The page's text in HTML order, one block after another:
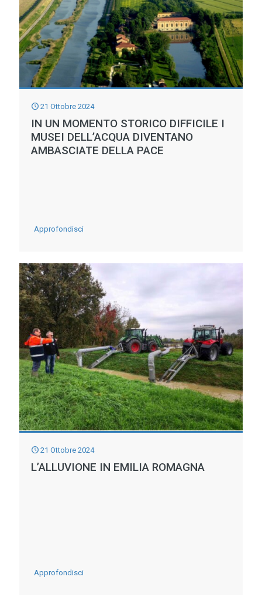
COMPETENZA
SULLA
RETE
IDRAULICA
MINORE
NON
CAUSA
21 Ottobre 2024
IN UN MOMENTO STORICO DIFFICILE I
MUSEI DELL’ACQUA DIVENTANO
AMBASCIATE DELLA PACE
Approfondisci-
UN
MOMENTO
STORICO
DIFFICILE
I
MUSEI
DELL’ACQUA
DIVENTANO
AMBASCIATE
DELLA
21 Ottobre 2024
L’ALLUVIONE IN EMILIA ROMAGNA
Approfondisci-